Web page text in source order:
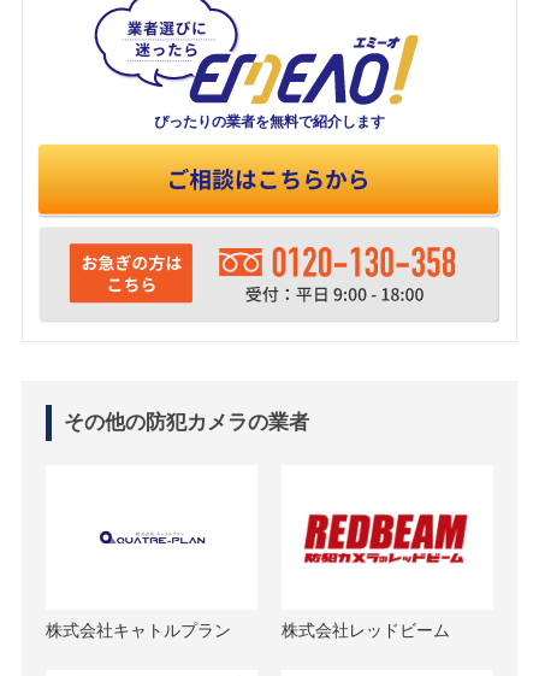
ぴったりの業者を無料で紹介します
その他の防犯カメラの業者
株式会社キャトルプラン 株式会社レッドビーム